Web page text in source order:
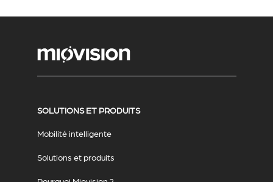
SOLUTIONS ET PRODUITS
Mobilité intelligente
Solutions et produits